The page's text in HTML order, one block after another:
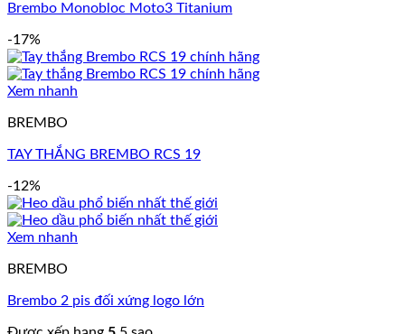
Brembo Monobloc Moto3 Titanium
-17%
Xem nhanh
BREMBO
TAY THẮNG BREMBO RCS 19
-12%
Xem nhanh
BREMBO
Brembo 2 pis đối xứng logo lớn